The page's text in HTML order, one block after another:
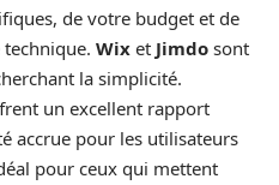
de votre budget et de
Wix et Jimdo sont
la simplicité.
un excellent rapport
accrue pour les utilisateurs
pour ceux qui mettent